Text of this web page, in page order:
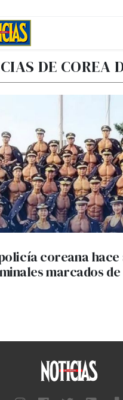
DE COREA
coreana hace
marcados de